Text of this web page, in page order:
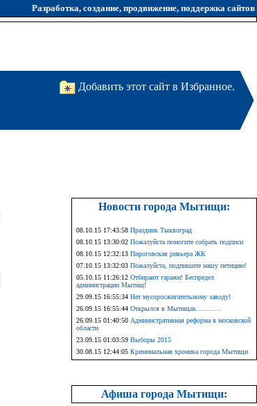
Разработка, создание, продвижение, поддержка сайтов
Добавить этот сайт в Избранное.
Новости города Мытищи:
08.10.15 17:43:58 Праздник Тыквоград
08.10.15 13:30:02 Пожалуйста помогите собрать подписи
08.10.15 12:32:13 Пироговская ривьера ЖК
07.10.15 13:32:03 Пожалуйста, подпишите нашу петицию!
05.10.15 11:26:12 Отбирают гаражи! Беспредел
администрации Мытищ!
29.09.15 16:55:34 Нет мусоросжигательному заводу!
26.09.15 16:55:44 Открылся в Мытищах............
26.09.15 01:40:50 Административная реформа в московской
области
23.09.15 01:03:59 Выборы 2015
30.08.15 12:44:05 Криминальная хроника города Мытищи
Афиша города Мытищи: